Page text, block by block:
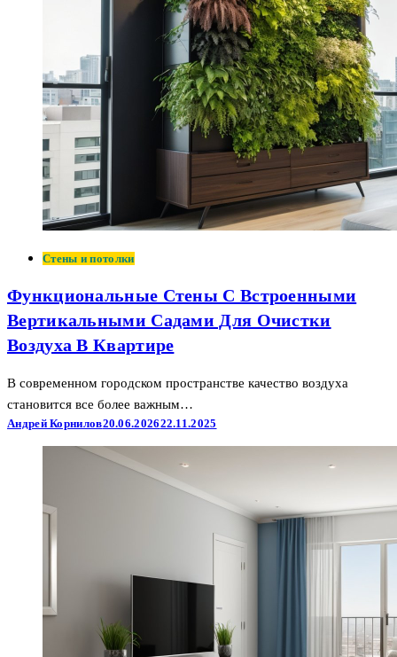
Стены и потолки
Функциональные Стены С Встроенными
Вертикальными Садами Для Очистки
Воздуха В Квартире
В современном городском пространстве качество воздуха
становится все более важным…
Андрей Корнилов20.06.202622.11.2025